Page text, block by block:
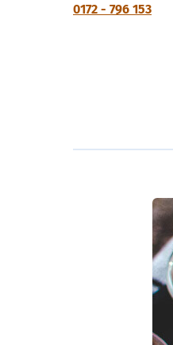
0172 - 796 153